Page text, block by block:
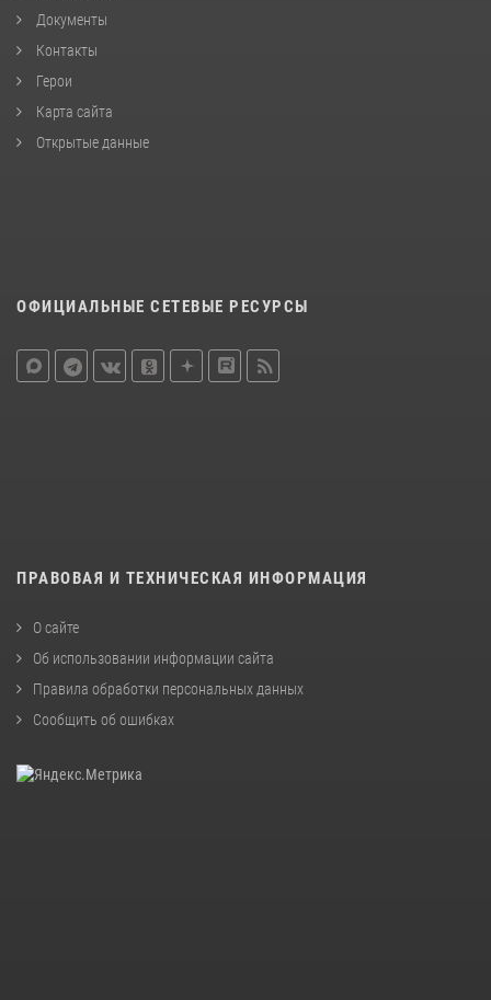
Документы
Контакты
Герои
Карта сайта
Открытые данные
ОФИЦИАЛЬНЫЕ СЕТЕВЫЕ РЕСУРСЫ
ПРАВОВАЯ И ТЕХНИЧЕСКАЯ ИНФОРМАЦИЯ
О сайте
Об использовании информации сайта
Правила обработки персональных данных
Сообщить об ошибках